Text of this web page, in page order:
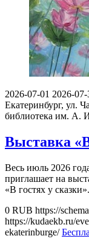
2026-07-01 2026-07-
Екатеринбург, ул.
библиотека им. А.
Выставка
Весь июль 2026
приглашает на
«В гостях у
0 RUB https://
https://kudaekb.ru/
ekaterinburge/